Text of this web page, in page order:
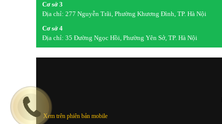
Cơ sở 3
Địa chỉ: 277 Nguyễn Trãi, Phường Khương Đình, TP. Hà Nội
Cơ sở 4
Địa chỉ: 35 Đường Ngọc Hồi, Phường Yên Sở, TP. Hà Nội
Xem trên phiên bản mobile